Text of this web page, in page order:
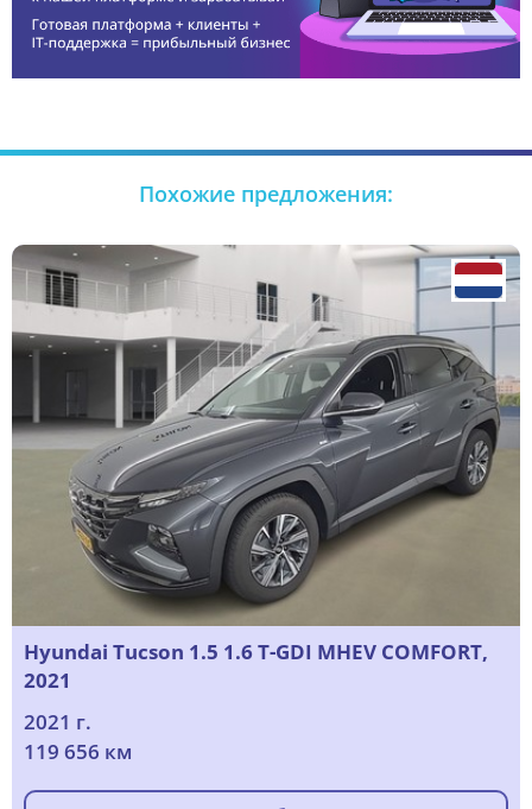
Похожие предложения:
Hyundai Tucson 1.5 1.6 T-GDI MHEV COMFORT,
2021
2021 г.
119 656 км